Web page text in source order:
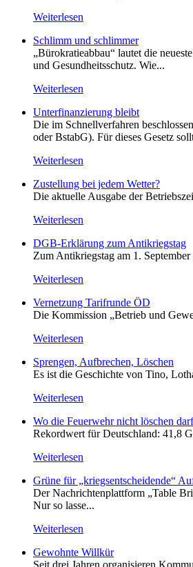
Weiterlesen
Schlimm und schlimmer
„Bürokratieabbau“ lautet die
und Gesundheitsschutz. Wie...
Weiterlesen
Unterfinanzierung bleibt
Die im Schnellverfahren
oder BstabG). Für dieses Gesetz
Weiterlesen
Zustellung bei jedem Wetter?
Die aktuelle Ausgabe der
Weiterlesen
DGB-Erklärung zum Antikriegstag
Zum Antikriegstag am 1.
Weiterlesen
Vernetzung Tarifrunde ÖD
Die Kommission „Betrieb und
Weiterlesen
Sprengen, Aufbrechen, Löschen
Es ist die Geschichte von Tino,
Weiterlesen
Wo die Feuerwehr nicht löschen darf
Rekordwert für Deutschland: 41,8
Weiterlesen
Grüne für „kriegsentscheidende“
Der Nachrichtenplattform „Table
Nur so lasse...
Weiterlesen
Gewohnte Willkür
Seit drei Jahren organisieren